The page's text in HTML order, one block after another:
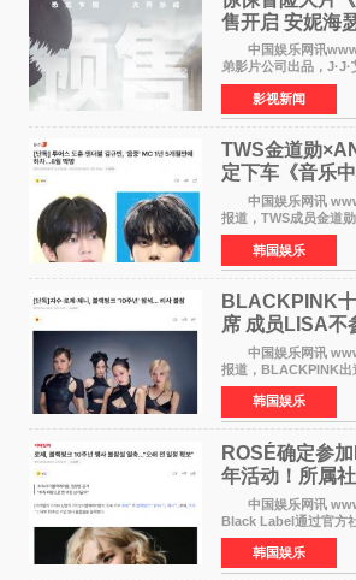
售开启 安妮海
中国娱乐网讯www
弟影片公司出品，
伯特·米切尔执导，好
·麦克格雷格领衔主演
《逃出绝
影视新闻
TWS金道勋
定下车《音乐
MC席位
中国娱乐网讯
报道，TWS成员金道
将于8月离开《音乐
勋与金奎彬于去年3月
《音乐中心》MC，约1
韩国娱乐
BLACKPINK
席 成员LISA不
中国娱乐网讯 www yule
报道，BLACKPINK
动将由智秀、
LISA将缺席。 此前
未为组合出道十周年做
韩国娱乐
ROSÉ确定参
年活动！所属
了时间
中国娱乐网讯
Black Label通过官方
近期网络上关于
加BLACKPINK出道纪
式回应。 Th
韩国娱乐